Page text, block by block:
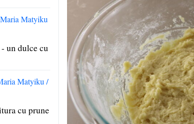
un dulce cu
cu prune